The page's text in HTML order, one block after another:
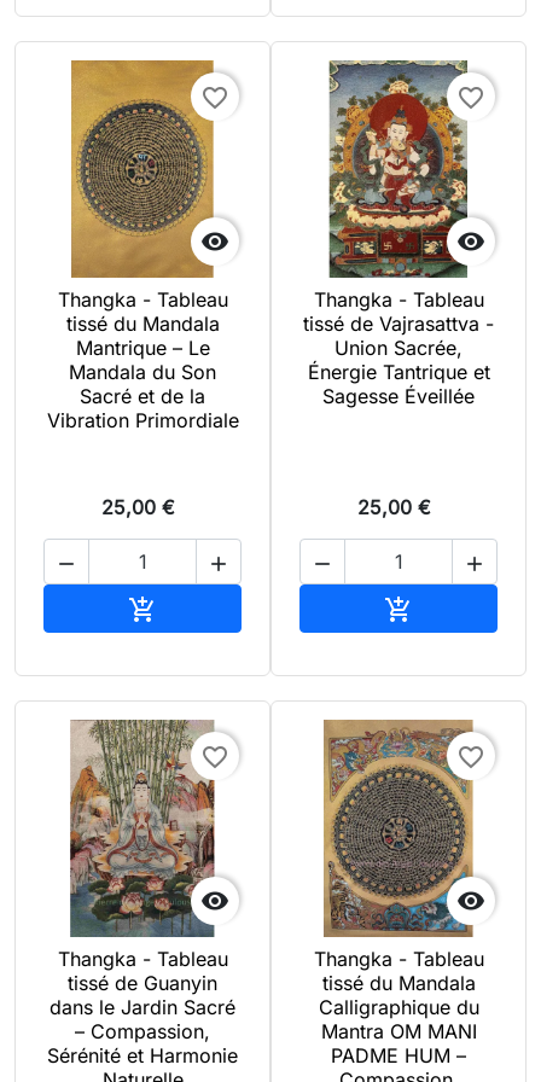

favorite_border
Thangka - Tableau
tissé du Mandala
Mantrique – Le
Mandala du Son
Sacré et de la
Vibration Primordiale
25,00 €
 


favorite_border
Thangka - Tableau
tissé de Vajrasattva -
Union Sacrée,
Énergie Tantrique et
Sagesse Éveillée
25,00 €
 


favorite_border
Thangka - Tableau
tissé de Guanyin
dans le Jardin Sacré
– Compassion,
Sérénité et Harmonie

favorite_border
Thangka - Tableau
tissé du Mandala
Calligraphique du
Mantra OM MANI
PADME HUM –